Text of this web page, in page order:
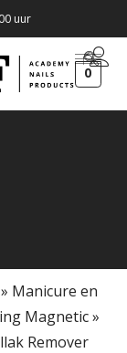
uur
0
Manicure en
Magnetic»
Remover